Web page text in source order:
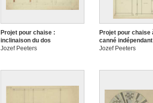
Projet pour chaise :
inclinaison du dos
Jozef Peeters
Projet pour chaise
canné indépendant
Jozef Peeters